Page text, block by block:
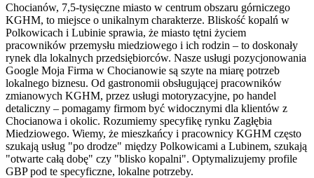
Chocianów, 7,5-tysięczne miasto w centrum obszaru górniczego
KGHM, to miejsce o unikalnym charakterze. Bliskość kopalń w
Polkowicach i Lubinie sprawia, że miasto tętni życiem
pracowników przemysłu miedziowego i ich rodzin – to doskonały
rynek dla lokalnych przedsiębiorców. Nasze usługi pozycjonowania
Google Moja Firma w Chocianowie są szyte na miarę potrzeb
lokalnego biznesu. Od gastronomii obsługującej pracowników
zmianowych KGHM, przez usługi motoryzacyjne, po handel
detaliczny – pomagamy firmom być widocznymi dla klientów z
Chocianowa i okolic. Rozumiemy specyfikę rynku Zagłębia
Miedziowego. Wiemy, że mieszkańcy i pracownicy KGHM często
szukają usług "po drodze" między Polkowicami a Lubinem, szukają
"otwarte całą dobę" czy "blisko kopalni". Optymalizujemy profile
GBP pod te specyficzne, lokalne potrzeby.